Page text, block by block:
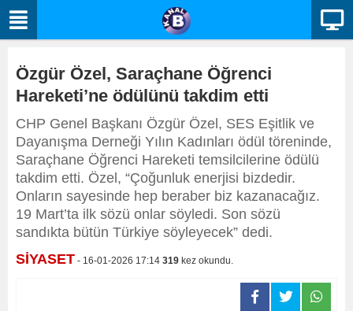
Özgür Özel, Saraçhane Öğrenci
Hareketi’ne ödülünü takdim etti
CHP Genel Başkanı Özgür Özel, SES Eşitlik ve
Dayanışma Derneği Yılın Kadınları ödül töreninde,
Saraçhane Öğrenci Hareketi temsilcilerine ödülü
takdim etti. Özel, “Çoğunluk enerjisi bizdedir.
Onların sayesinde hep beraber biz kazanacağız.
19 Mart’ta ilk sözü onlar söyledi. Son sözü
sandıkta bütün Türkiye söyleyecek” dedi.
SİYASET - 16-01-2026 17:14 319 kez okundu.